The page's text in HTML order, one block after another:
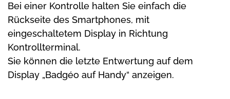
Bei einer Kontrolle halten Sie einfach die
Rückseite des Smartphones, mit
eingeschaltetem Display in Richtung
Kontrollterminal.
Sie können die letzte Entwertung auf dem
Display „Badgéo auf Handy“ anzeigen.